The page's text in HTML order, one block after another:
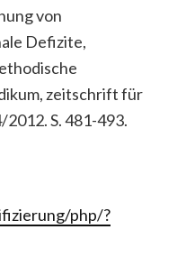
von
Defizite,
zeitschrift für
2012. S. 481-493.
php/?